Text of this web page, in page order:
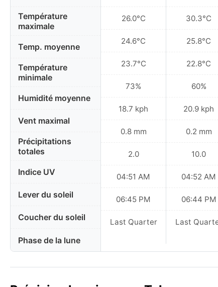
Température
maximale
Temp. moyenne
Température
minimale
Humidité moyenne
Vent maximal
Précipitations
totales
Indice UV
Lever du soleil
Coucher du soleil
Phase de la lune
26.0°C
24.6°C
23.7°C
73%
18.7 kph
0.8 mm
2.0
04:51 AM
06:45 PM
Last Quarter
30.3°C
25.8°C
22.8°C
60%
20.9 kph
0.2 mm
10.0
04:52 AM
06:44 PM
Last